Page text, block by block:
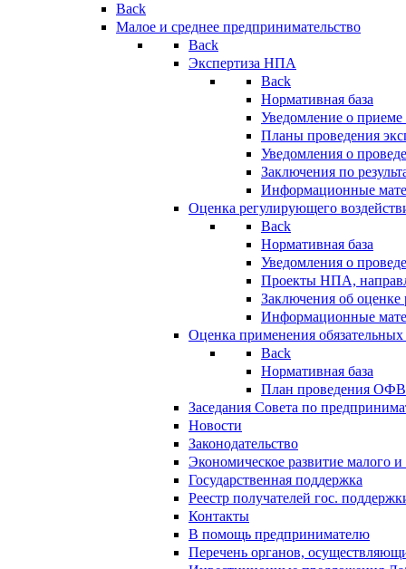
Back
Малое и среднее предпринимательство
Back
Экспертиза НПА
Back
Нормативная база
Уведомление о
Планы проведения
Уведомления о
Заключения по
Информационные
Оценка регулирующего
Back
Нормативная база
Уведомления о
Проекты НПА,
Заключения об
Информационные
Оценка применения
Back
Нормативная база
План проведения
Заседания Совета по
Новости
Законодательство
Экономическое развитие малого и
Государственная поддержка
Реестр получателей гос.
Контакты
В помощь предпринимателю
Перечень органов,